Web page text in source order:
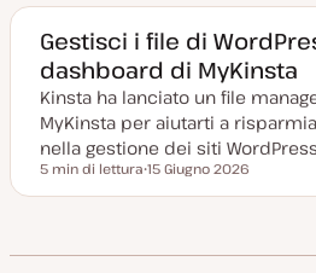
g
g
i
o
r
a
t
a
Gestisci i file di
dashboard di MyKinsta
Kinsta ha lanciato un file
MyKinsta per aiutarti a
nella gestione dei siti
Tempo di lettura
5 min di lettura
a
g
15 Giugno 2026